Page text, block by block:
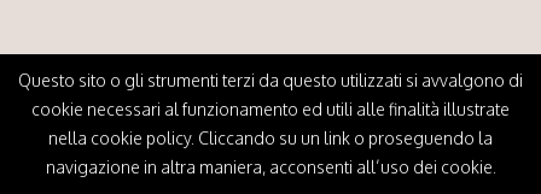
© 2019 Scuderia
Gardesana S.R.L. All
Design by HV
Technology
Privacy Policy |
Cookies
Questo sito o gli strumenti terzi da questo utilizzati si avvalgono di
cookie necessari al funzionamento ed utili alle finalità illustrate
nella cookie policy. Cliccando su un link o proseguendo la
navigazione in altra maniera, acconsenti all’uso dei cookie.